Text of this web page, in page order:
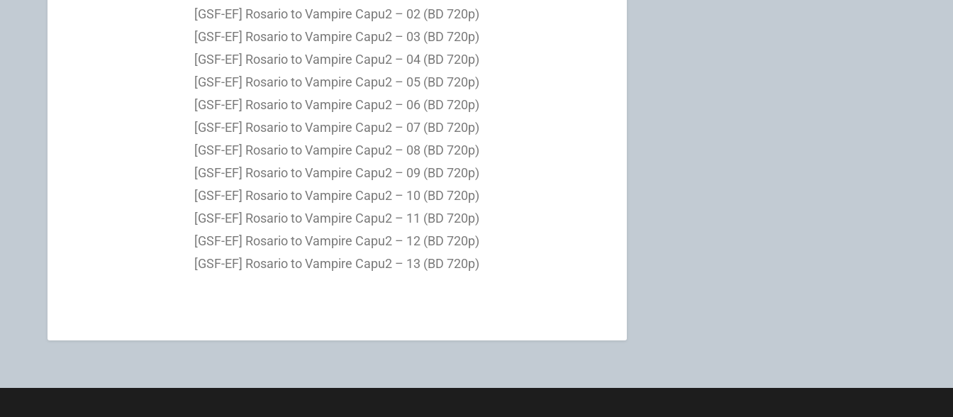
[GSF-EF] Rosario to Vampire Capu2 – 02 (BD 720p)
[GSF-EF] Rosario to Vampire Capu2 – 03 (BD 720p)
[GSF-EF] Rosario to Vampire Capu2 – 04 (BD 720p)
[GSF-EF] Rosario to Vampire Capu2 – 05 (BD 720p)
[GSF-EF] Rosario to Vampire Capu2 – 06 (BD 720p)
[GSF-EF] Rosario to Vampire Capu2 – 07 (BD 720p)
[GSF-EF] Rosario to Vampire Capu2 – 08 (BD 720p)
[GSF-EF] Rosario to Vampire Capu2 – 09 (BD 720p)
[GSF-EF] Rosario to Vampire Capu2 – 10 (BD 720p)
[GSF-EF] Rosario to Vampire Capu2 – 11 (BD 720p)
[GSF-EF] Rosario to Vampire Capu2 – 12 (BD 720p)
[GSF-EF] Rosario to Vampire Capu2 – 13 (BD 720p)